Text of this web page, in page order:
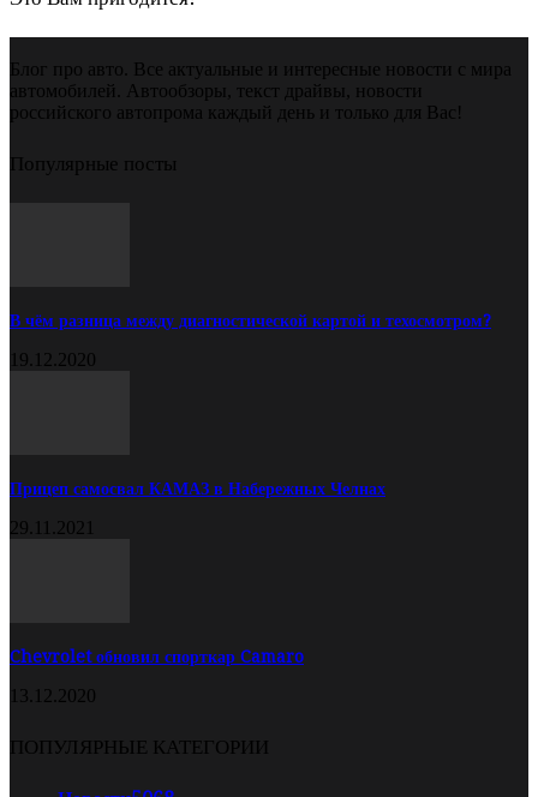
Блог про авто. Все актуальные и интересные новости с мира
автомобилей. Автообзоры, текст драйвы, новости
российского автопрома каждый день и только для Вас!
Популярные посты
В чём разница между диагностической картой и техосмотром?
19.12.2020
Прицеп самосвал КАМАЗ в Набережных Челнах
29.11.2021
Chevrolet обновил спорткар Camaro
13.12.2020
ПОПУЛЯРНЫЕ КАТЕГОРИИ